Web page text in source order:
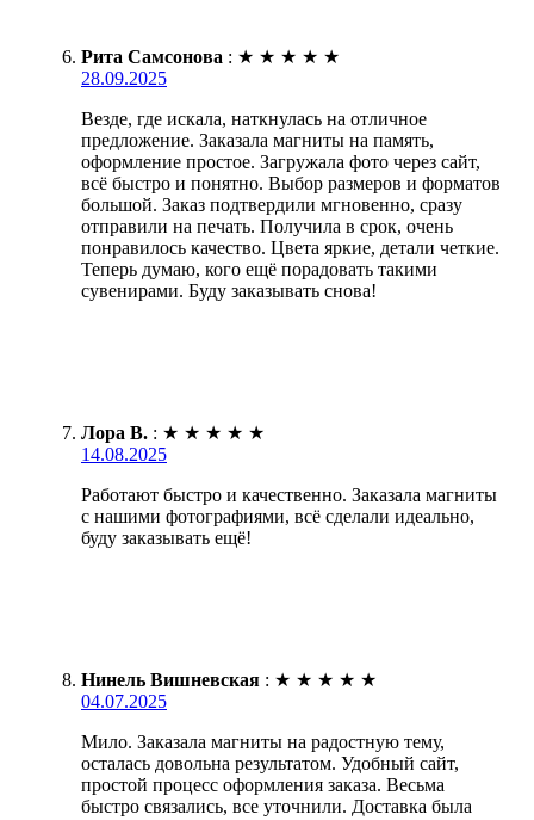
Рита Самсонова : ★ ★ ★ ★ ★
28.09.2025
Везде, где искала, наткнулась на отличное
предложение. Заказала магниты на память,
оформление простое. Загружала фото через сайт,
всё быстро и понятно. Выбор размеров и форматов
большой. Заказ подтвердили мгновенно, сразу
отправили на печать. Получила в срок, очень
понравилось качество. Цвета яркие, детали четкие.
Теперь думаю, кого ещё порадовать такими
сувенирами. Буду заказывать снова!
Лора В. : ★ ★ ★ ★ ★
14.08.2025
Работают быстро и качественно. Заказала магниты
с нашими фотографиями, всё сделали идеально,
буду заказывать ещё!
Нинель Вишневская : ★ ★ ★ ★ ★
04.07.2025
Мило. Заказала магниты на радостную тему,
осталась довольна результатом. Удобный сайт,
простой процесс оформления заказа. Весьма
быстро связались, все уточнили. Доставка была